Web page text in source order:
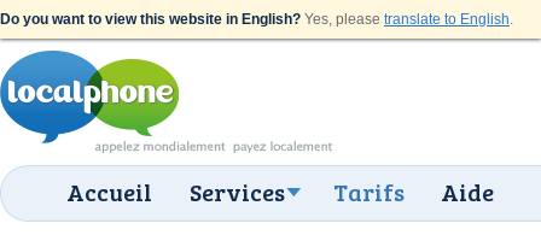
Do you want to view this website in English? Yes, please translate to English.
Accueil Services Tarifs Aide